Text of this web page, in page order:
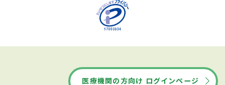
医療機関の方向け ログインページ